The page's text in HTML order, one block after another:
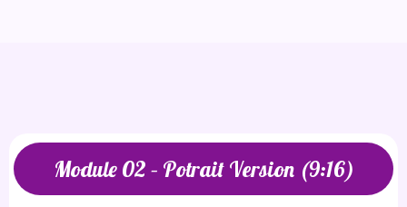
Module 02 – Potrait Version (9:16)